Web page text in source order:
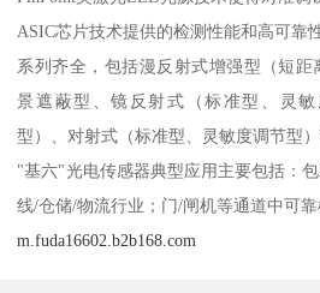
ASIC芯片技术提供的检测性能和高可靠
系列齐全，包括漫反射式增强型（短
景遮蔽型、镜反射式（标准型、灵
型）、对射式（标准型、灵敏度调节型
"基六"光电传感器典型应用主要包括：
线/仓储/物流行业；门/闸机等通道中可靠
m.fuda16602.b2b168.com